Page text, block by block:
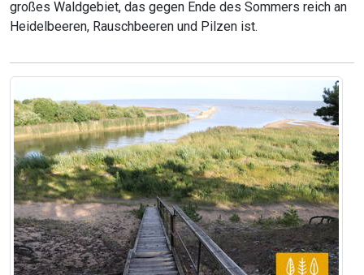
großes Waldgebiet, das gegen Ende des Sommers reich an
Heidelbeeren, Rauschbeeren und Pilzen ist.